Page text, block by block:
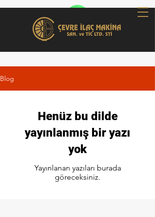
Blog
Henüz bu dilde
yayınlanmış bir yazı
yok
Yayınlanan yazıları burada
göreceksiniz.